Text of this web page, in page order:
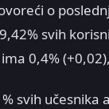
o
svih
0,4%
svih